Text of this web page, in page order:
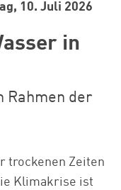
10. Juli 2026
in
Rahmen der
trockenen Zeiten
Klimakrise ist